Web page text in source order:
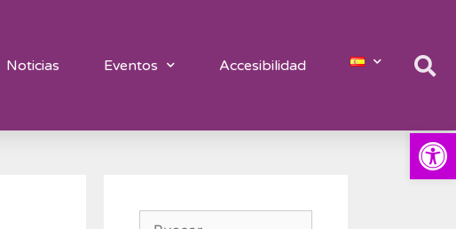
Abrir
Noticias Eventos Accesibilidad